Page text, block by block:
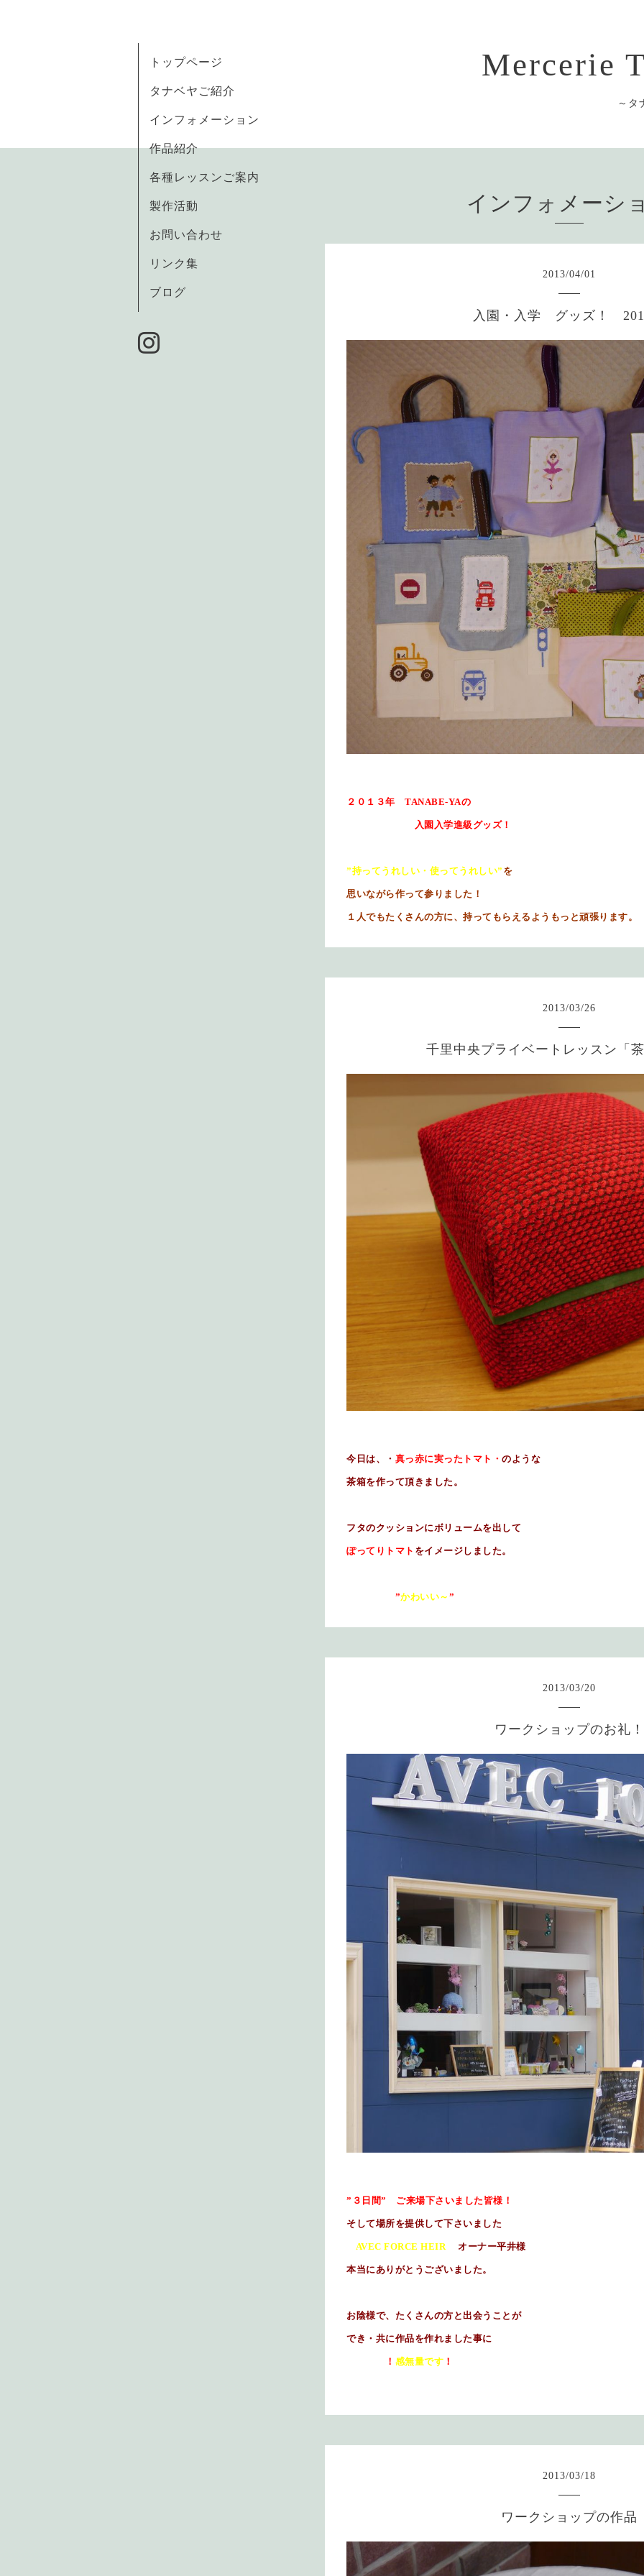
Mercerie
～タ
トップページ
タナベヤご紹介
インフォメーション
作品紹介
各種レッスンご案内
製作活動
お問い合わせ
リンク集
ブログ
インフォメーシ
2013/04/01
入園・入学 グッズ！
２０１３年 TANABE-YAの
入園入学進級グッズ！
”持ってうれしい・使ってうれしい” を
思いながら作って参りました！
１人でもたくさんの方に、持ってもらえるようもっと頑張ります。
2013/03/26
千里中央プライベートレッスン「
今日は、・ 真っ赤に実ったトマト・ のような
茶箱を作って頂きました。
フタのクッションにボリュームを出して
ぽってりトマト をイメージしました。
”かわいい～ ”
2013/03/20
ワークショップのお礼！
”３日間” ご来場下さいました皆様！
そして場所を提供して下さいました
AVEC FORCE HEIR オーナー平井様
本当にありがとうございました。
お陰様で、たくさんの方と出会うことが
でき・共に作品を作れました事に
！ 感無量です ！
2013/03/18
ワークショップの作品